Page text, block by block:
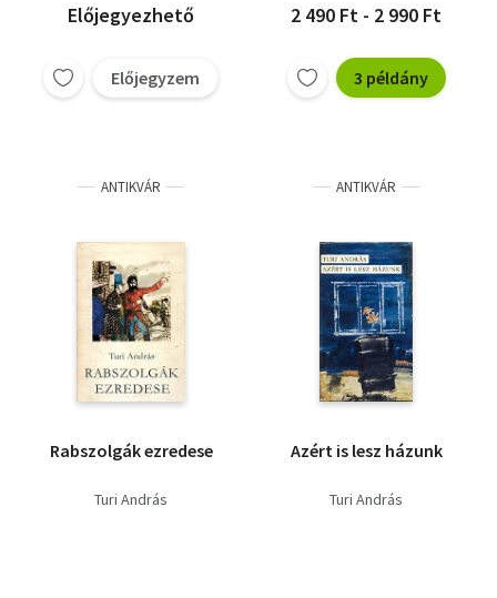
Előjegyezhető
Előjegyzem
2 490 Ft - 2 990 Ft
3 példány
ANTIKVÁR
Rabszolgák ezredese
Turi András
ANTIKVÁR
Azért is lesz házunk
Turi András